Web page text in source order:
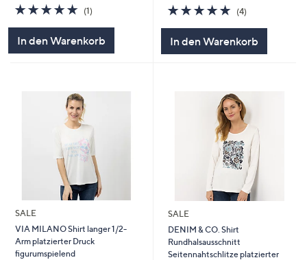
5.0
von
5
(1)
In den Warenkorb
5.0
von
5
(4)
In den Warenkorb
SALE
VIA MILANO Shirt langer 1/2-
Arm platzierter Druck
figurumspielend
SALE
DENIM & CO. Shirt
Rundhalsausschnitt
Seitennahtschlitze platzierter